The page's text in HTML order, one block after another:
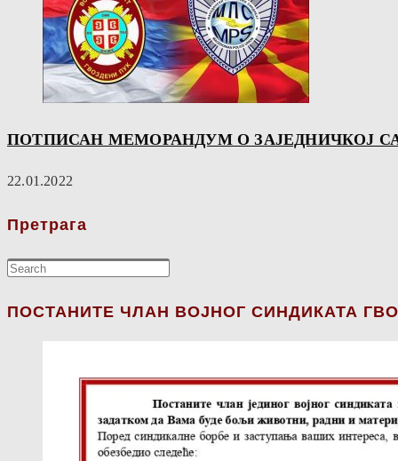
ПОТПИСАН МЕМОРАНДУМ О ЗАЈЕДНИЧКОЈ
22.01.2022
Претрага
ПОСТАНИТЕ ЧЛАН ВОЈНОГ СИНДИКАТА